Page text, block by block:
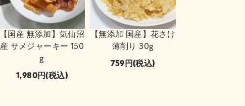
【国産 無添加】気仙沼
産 サメジャーキー 150
g
1,980 (税込)
【無添加 国産】花さけ
薄削り 30g
759 (税込)